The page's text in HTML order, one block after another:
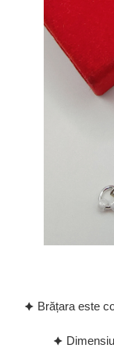
🟆 Brățara este
🟆